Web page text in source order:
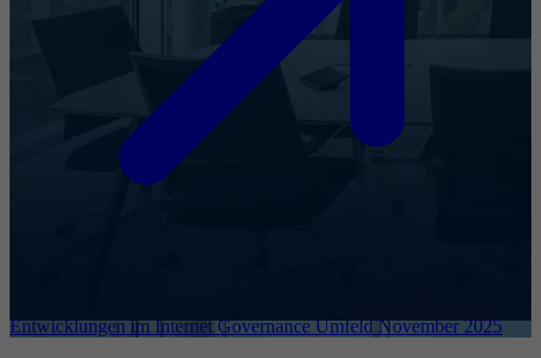
Entwicklungen im Internet Governance Umfeld November 2025